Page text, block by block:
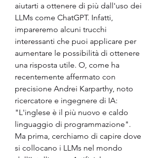
aiutarti a ottenere di più dall'uso dei
LLMs come ChatGPT. Infatti,
impareremo alcuni trucchi
interessanti che puoi applicare per
aumentare le possibilità di ottenere
una risposta utile. O, come ha
recentemente affermato con
precisione Andrei Karparthy, noto
ricercatore e ingegnere di IA:
"L'inglese è il più nuovo e caldo
linguaggio di programmazione".
Ma prima, cerchiamo di capire dove
si collocano i LLMs nel mondo